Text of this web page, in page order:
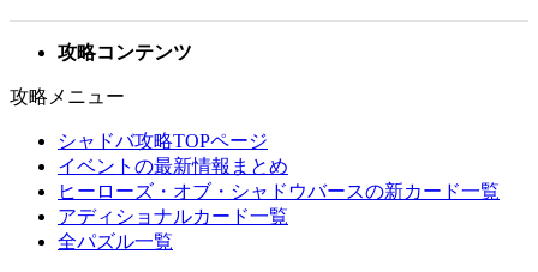
攻略コンテンツ
攻略メニュー
シャドバ攻略TOPページ
イベントの最新情報まとめ
ヒーローズ・オブ・シャドウバースの新カード一覧
アディショナルカード一覧
全パズル一覧